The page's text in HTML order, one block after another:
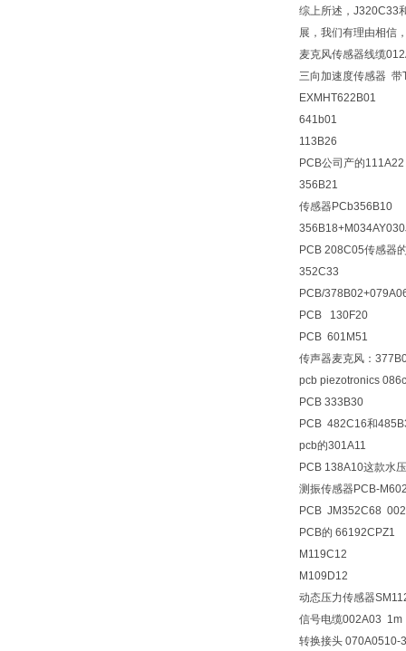
综上所述，J320C33
展，我们有理由相信
麦克风传感器线缆
三向加速度传感器 带
EXMHT622B01
641b01
113B26
PCB公司产的111A22
356B21
传感器PCb356B10
PCB 208C05传感器
352C33
PCB/
PCB 130F20
PCB 601M51
传声器麦克风：
pcb piezotronics
PCB 333B30
PCB 482C16和
pcb的301A11
PCB 138A10这款水
测振传感器PCB-
PCB JM352C68
PCB的 66192CPZ1
M119C12
M109D12
动态压力传感器
信号电缆002A03 1m
转换接头 070A0510-